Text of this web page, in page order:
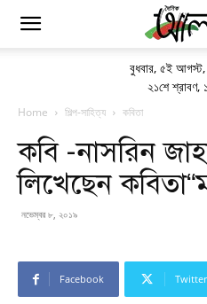
বুধবার, ৫ই আগস্ট,
২১শে শ্রাবণ,
Home শিল্প-সাহিত্য কবিতা
কবি -নাসরিন
লিখেছেন
নভেম্বর ৮, ২০১৯
Facebook Twitter